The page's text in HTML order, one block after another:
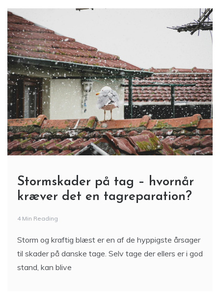
Stormskader på tag – hvornår
kræver det en tagreparation?
4 Min Reading
Storm og kraftig blæst er en af de hyppigste årsager
til skader på danske tage. Selv tage der ellers er i god
stand, kan blive